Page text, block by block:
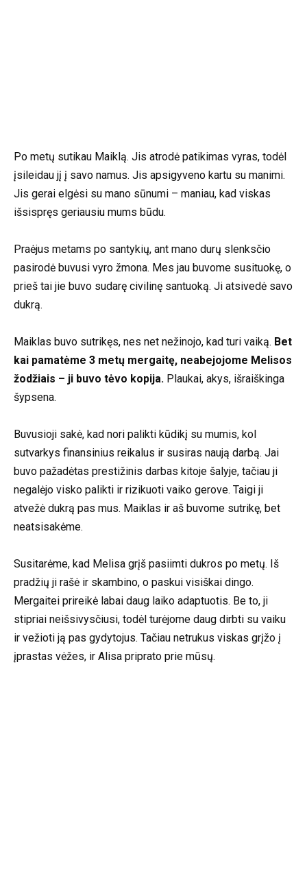
Po metų sutikau Maiklą. Jis atrodė patikimas vyras, todėl
įsileidau jį į savo namus. Jis apsigyveno kartu su manimi.
Jis gerai elgėsi su mano sūnumi – maniau, kad viskas
išsispręs geriausiu mums būdu.
Praėjus metams po santykių, ant mano durų slenksčio
pasirodė buvusi vyro žmona. Mes jau buvome susituokę, o
prieš tai jie buvo sudarę civilinę santuoką. Ji atsivedė savo
dukrą.
Maiklas buvo sutrikęs, nes net nežinojo, kad turi vaiką. Bet
kai pamatėme 3 metų mergaitę, neabejojome Melisos
žodžiais – ji buvo tėvo kopija. Plaukai, akys, išraiškinga
šypsena.
Buvusioji sakė, kad nori palikti kūdikį su mumis, kol
sutvarkys finansinius reikalus ir susiras naują darbą. Jai
buvo pažadėtas prestižinis darbas kitoje šalyje, tačiau ji
negalėjo visko palikti ir rizikuoti vaiko gerove. Taigi ji
atvežė dukrą pas mus. Maiklas ir aš buvome sutrikę, bet
neatsisakėme.
Susitarėme, kad Melisa grįš pasiimti dukros po metų. Iš
pradžių ji rašė ir skambino, o paskui visiškai dingo.
Mergaitei prireikė labai daug laiko adaptuotis. Be to, ji
stipriai neišsivysčiusi, todėl turėjome daug dirbti su vaiku
ir vežioti ją pas gydytojus. Tačiau netrukus viskas grįžo į
įprastas vėžes, ir Alisa priprato prie mūsų.